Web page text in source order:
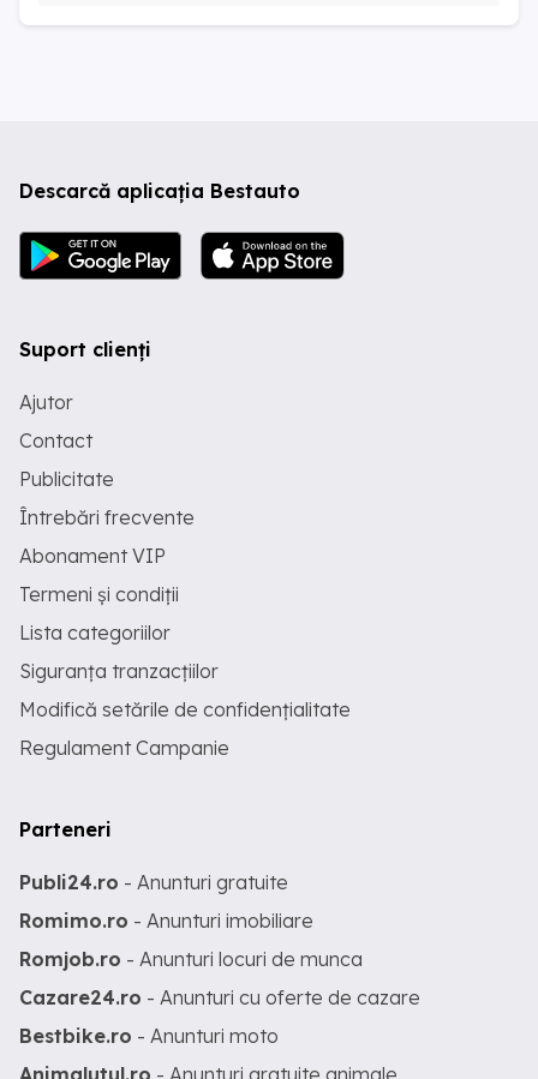
Descarcă aplicația Bestauto
Suport clienți
Ajutor
Contact
Publicitate
Întrebări frecvente
Abonament VIP
Termeni și condiții
Lista categoriilor
Siguranța tranzacțiilor
Modifică setările de confidențialitate
Regulament Campanie
Parteneri
Publi24.ro - Anunturi gratuite
Romimo.ro - Anunturi imobiliare
Romjob.ro - Anunturi locuri de munca
Cazare24.ro - Anunturi cu oferte de cazare
Bestbike.ro - Anunturi moto
Animalutul.ro - Anunturi gratuite animale